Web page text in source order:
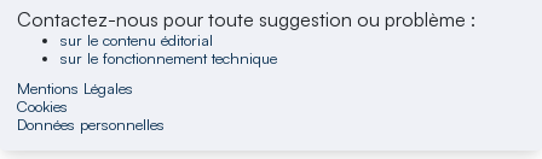
Contactez-nous pour toute suggestion ou problème :
sur le contenu éditorial
sur le fonctionnement technique
Mentions Légales
Cookies
Données personnelles